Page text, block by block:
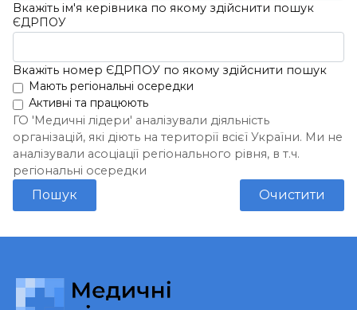
Вкажіть ім'я керівника по якому здійснити пошук
ЄДРПОУ
Вкажіть номер ЄДРПОУ по якому здійснити пошук
Мають регіональні осередки
Активні та працюють
ГО 'Медичні лідери' аналізували діяльність
організацій, які діють на території всієї України. Ми не
аналізували асоціації регіонального рівня, в т.ч.
регіональні осередки
Пошук Очистити